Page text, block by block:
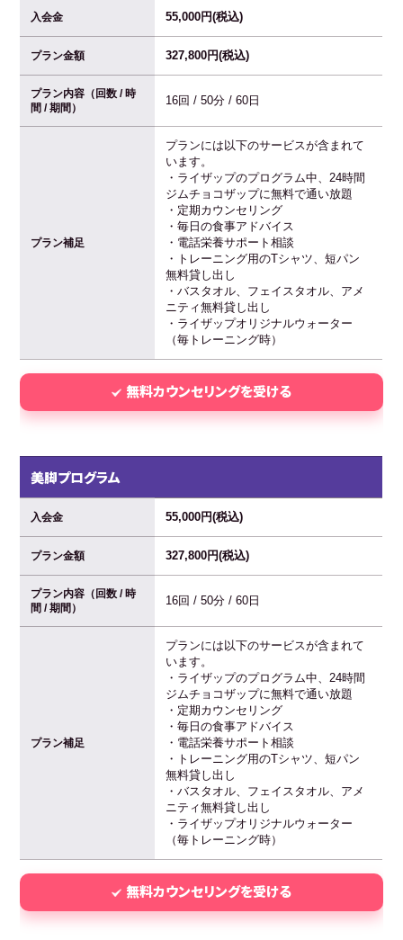
入会金 55,000円(税込)
プラン金額 327,800円(税込)
プラン内容（回数 / 時
間 / 期間）
16回 / 50分 / 60日
プラン補足
プランには以下のサービスが含まれて
います。
・ライザップのプログラム中、24時間
ジムチョコザップに無料で通い放題
・定期カウンセリング
・毎日の食事アドバイス
・電話栄養サポート相談
・トレーニング用のTシャツ、短パン
無料貸し出し
・バスタオル、フェイスタオル、アメ
ニティ無料貸し出し
・ライザップオリジナルウォーター
（毎トレーニング時）
無料カウンセリングを受ける
美脚プログラム
入会金 55,000円(税込)
プラン金額 327,800円(税込)
プラン内容（回数 / 時
間 / 期間）
16回 / 50分 / 60日
プラン補足
プランには以下のサービスが含まれて
います。
・ライザップのプログラム中、24時間
ジムチョコザップに無料で通い放題
・定期カウンセリング
・毎日の食事アドバイス
・電話栄養サポート相談
・トレーニング用のTシャツ、短パン
無料貸し出し
・バスタオル、フェイスタオル、アメ
ニティ無料貸し出し
・ライザップオリジナルウォーター
（毎トレーニング時）
無料カウンセリングを受ける